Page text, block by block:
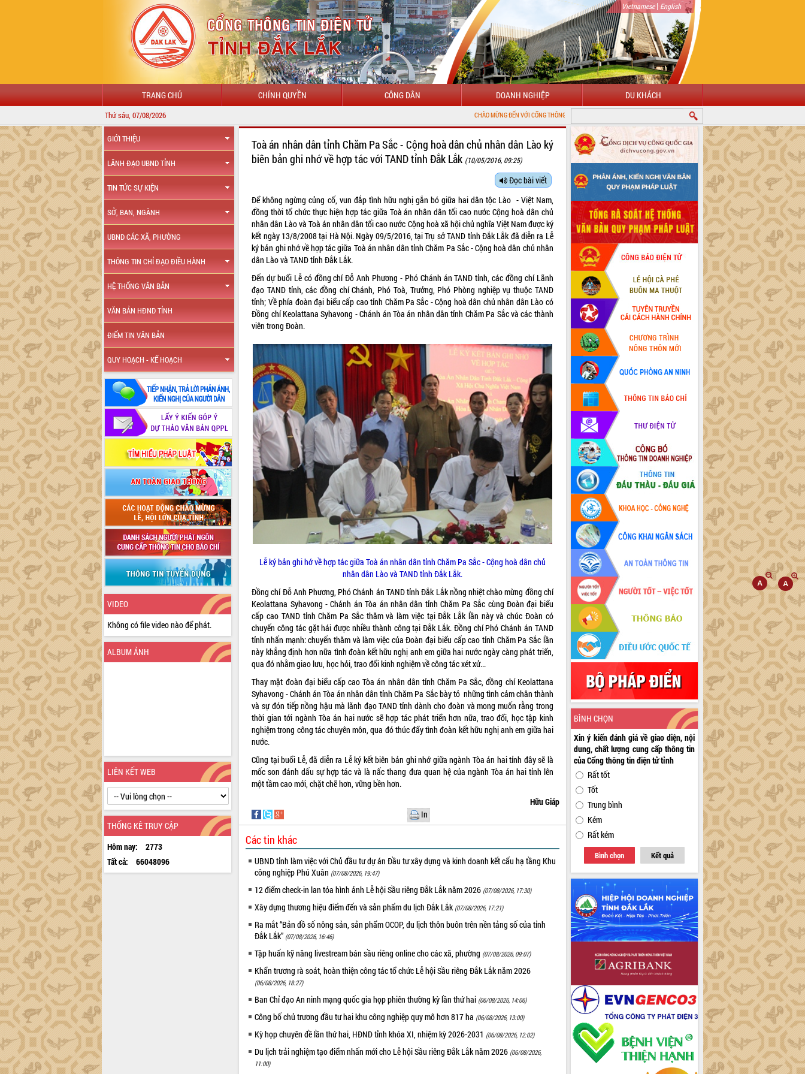
Vietnamese| English
TRANG CHỦ CHÍNH QUYỀN CÔNG DÂN DOANH NGHIỆP DU KHÁCH
Thứ sáu, 07/08/2026 CHÀO MỪNG ĐẾN VỚI CỔNG THÔNG TIN ĐIỆN TỬ TỈNH ĐẮK LẮK
GIỚI THIỆU
LÃNH ĐẠO UBND TỈNH
TIN TỨC SỰ KIỆN
SỞ, BAN, NGÀNH
UBND CÁC XÃ, PHƯỜNG
THÔNG TIN CHỈ ĐẠO ĐIỀU HÀNH
HỆ THỐNG VĂN BẢN
VĂN BẢN HĐND TỈNH
ĐIỂM TIN VĂN BẢN
QUY HOẠCH - KẾ HOẠCH
VIDEO
Không có file video nào để phát.
ALBUM ẢNH
LIÊN KẾT WEB
THỐNG KÊ TRUY CẬP
Hôm nay:
2773
Tất cả:
66048096
Toà án nhân dân tỉnh Chăm Pa Sắc - Cộng hoà dân chủ nhân dân Lào ký
biên bản ghi nhớ về hợp tác với TAND tỉnh Đắk Lắk (10/05/2016, 09:25)
Đọc bài viết
Để không ngừng củng cố, vun đắp tình hữu nghị gắn bó giữa hai dân tộc Lào - Việt Nam,
đồng thời tổ chức thực hiện hợp tác giữa Toà án nhân dân tối cao nước Cộng hoà dân chủ
nhân dân Lào và Toà án nhân dân tối cao nước Cộng hoà xã hội chủ nghĩa Việt Nam được ký
kết ngày 13/8/2008 tại Hà Nội. Ngày 09/5/2016, tại Trụ sở TAND tỉnh Đắk Lắk đã diễn ra Lễ
ký bản ghi nhớ về hợp tác giữa Toà án nhân dân tỉnh Chăm Pa Sắc - Cộng hoà dân chủ nhân
dân Lào và TAND tỉnh Đắk Lắk.
Đến dự buổi Lễ có đồng chí Đỗ Anh Phương - Phó Chánh án TAND tỉnh, các đồng chí Lãnh
đạo TAND tỉnh, các đồng chí Chánh, Phó Toà, Trưởng, Phó Phòng nghiệp vụ thuộc TAND
tỉnh; Về phía đoàn đại biểu cấp cao tỉnh Chăm Pa Sắc - Cộng hoà dân chủ nhân dân Lào có
Đồng chí Keolattana Syhavong - Chánh án Tòa án nhân dân tỉnh Chăm Pa Sắc và các thành
viên trong Đoàn.
Lễ ký bản ghi hớ về hợp tác giữa Toà án nhân dân tỉnh Chăm Pa Sắc - Cộng hoà dân chủ
nhân dân Lào và TAND tỉnh Đắk Lắk.
Đồng chí Đỗ Anh Phương, Phó Chánh án TAND tỉnh Đắk Lắk nồng nhiệt chào mừng đồng chí
Keolattana Syhavong - Chánh án Tòa án nhân dân tỉnh Chăm Pa Sắc cùng Đoàn đại biểu
cấp cao TAND tỉnh Chăm Pa Sắc thăm và làm việc tại Đắk Lắk lần này và chúc Đoàn có
chuyến công tác gặt hái được nhiều thành công tại Đắk Lắk. Đồng chí Phó Chánh án TAND
tỉnh nhấn mạnh: chuyến thăm và làm việc của Đoàn đại biểu cấp cao tỉnh Chăm Pa Sắc lần
này khẳng định hơn nữa tình đoàn kết hữu nghị anh em giữa hai nước ngày càng phát triển,
qua đó nhằm giao lưu, học hỏi, trao đổi kinh nghiệm về công tác xét xử...
Thay mặt đoàn đại biểu cấp cao Tòa án nhân dân tỉnh Chăm Pa Sắc, đồng chí Keolattana
Syhavong - Chánh án Tòa án nhân dân tỉnh Chăm Pa Sắc bày tỏ những tình cảm chân thành
và sự đón tiếp nồng hậu mà lãnh đạo TAND tỉnh dành cho đoàn và mong muốn rằng trong
thời gian tới ngành Tòa án hai nước sẽ hợp tác phát triển hơn nữa, trao đổi, học tập kinh
nghiệm trong công tác chuyên môn, qua đó thúc đẩy tình đoàn kết hữu nghị anh em giữa hai
nước.
Cũng tại buổi Lễ, đã diễn ra Lễ ký kết biên bản ghi nhớ giữa ngành Tòa án hai tỉnh đây sẽ là
mốc son đánh dấu sự hợp tác và là nấc thang đưa quan hệ của ngành Tòa án hai tỉnh lên
một tầm cao mới, chặt chẽ hơn, vững bền hơn.
Hữu Giáp
In
Các tin khác
UBND tỉnh làm việc với Chủ đầu tư dự án Đầu tư xây dựng và kinh doanh kết cấu hạ tầng Khu
công nghiệp Phú Xuân (07/08/2026, 19:47)
12 điểm check-in lan tỏa hình ảnh Lễ hội Sầu riêng Đắk Lắk năm 2026 (07/08/2026, 17:30)
Xây dựng thương hiệu điểm đến và sản phẩm du lịch Đắk Lắk (07/08/2026, 17:21)
Ra mắt “Bản đồ số nông sản, sản phẩm OCOP, du lịch thôn buôn trên nền tảng số của tỉnh
Đắk Lắk” (07/08/2026, 16:46)
Tập huấn kỹ năng livestream bán sầu riêng online cho các xã, phường (07/08/2026, 09:07)
Khẩn trương rà soát, hoàn thiện công tác tổ chức Lễ hội Sầu riêng Đắk Lắk năm 2026
(06/08/2026, 18:27)
Ban Chỉ đạo An ninh mạng quốc gia họp phiên thường kỳ lần thứ hai (06/08/2026, 14:06)
Công bố chủ trương đầu tư hai khu công nghiệp quy mô hơn 817 ha (06/08/2026, 13:00)
Kỳ họp chuyên đề lần thứ hai, HĐND tỉnh khóa XI, nhiệm kỳ 2026-2031 (06/08/2026, 12:02)
Du lịch trải nghiệm tạo điểm nhấn mới cho Lễ hội Sầu riêng Đắk Lắk năm 2026 (06/08/2026,
11:00)
BÌNH CHỌN
Xin ý kiến đánh giá về giao diện, nội
dung, chất lượng cung cấp thông tin
của Cổng thông tin điện tử tỉnh
Rất tốt
Tốt
Trung bình
Kém
Rất kém
Bình chọn Kết quả